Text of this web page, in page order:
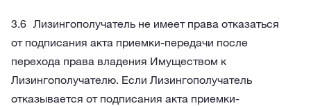
Лизингополучатель не имеет права отказаться
от подписания акта приемки-передачи после
перехода права владения Имуществом к
Лизингополучателю. Если Лизингополучатель
отказывается от подписания акта приемки-